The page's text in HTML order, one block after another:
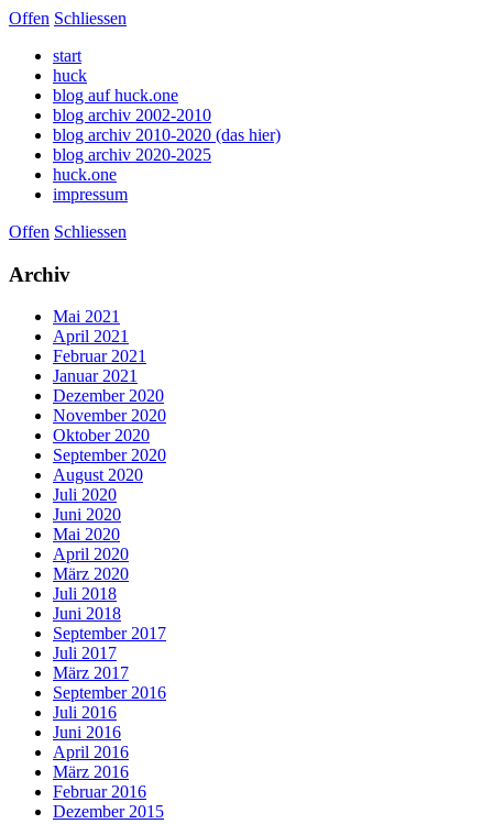
Offen Schliessen
start
huck
blog auf huck.one
blog archiv 2002-2010
blog archiv 2010-2020 (das hier)
blog archiv 2020-2025
huck.one
impressum
Offen Schliessen
Archiv
Mai 2021
April 2021
Februar 2021
Januar 2021
Dezember 2020
November 2020
Oktober 2020
September 2020
August 2020
Juli 2020
Juni 2020
Mai 2020
April 2020
März 2020
Juli 2018
Juni 2018
September 2017
Juli 2017
März 2017
September 2016
Juli 2016
Juni 2016
April 2016
März 2016
Februar 2016
Dezember 2015